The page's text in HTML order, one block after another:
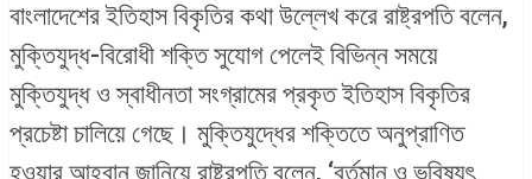
বাংলাদেশের ইতিহাস বিকৃতির কথা উল্লেখ করে রাষ্ট্রপতি বলেন,
মুক্তিযুদ্ধ-বিরোধী শক্তি সুযোগ পেলেই বিভিন্ন সময়ে
মুক্তিযুদ্ধ ও স্বাধীনতা সংগ্রামের প্রকৃত ইতিহাস বিকৃতির
প্রচেষ্টা চালিয়ে গেছে। মুক্তিযুদ্ধের শক্তিতে অনুপ্রাণিত
হওয়ার আহ্বান জানিয়ে রাষ্ট্রপতি বলেন, ‘বর্তমান ও ভবিষ্যৎ